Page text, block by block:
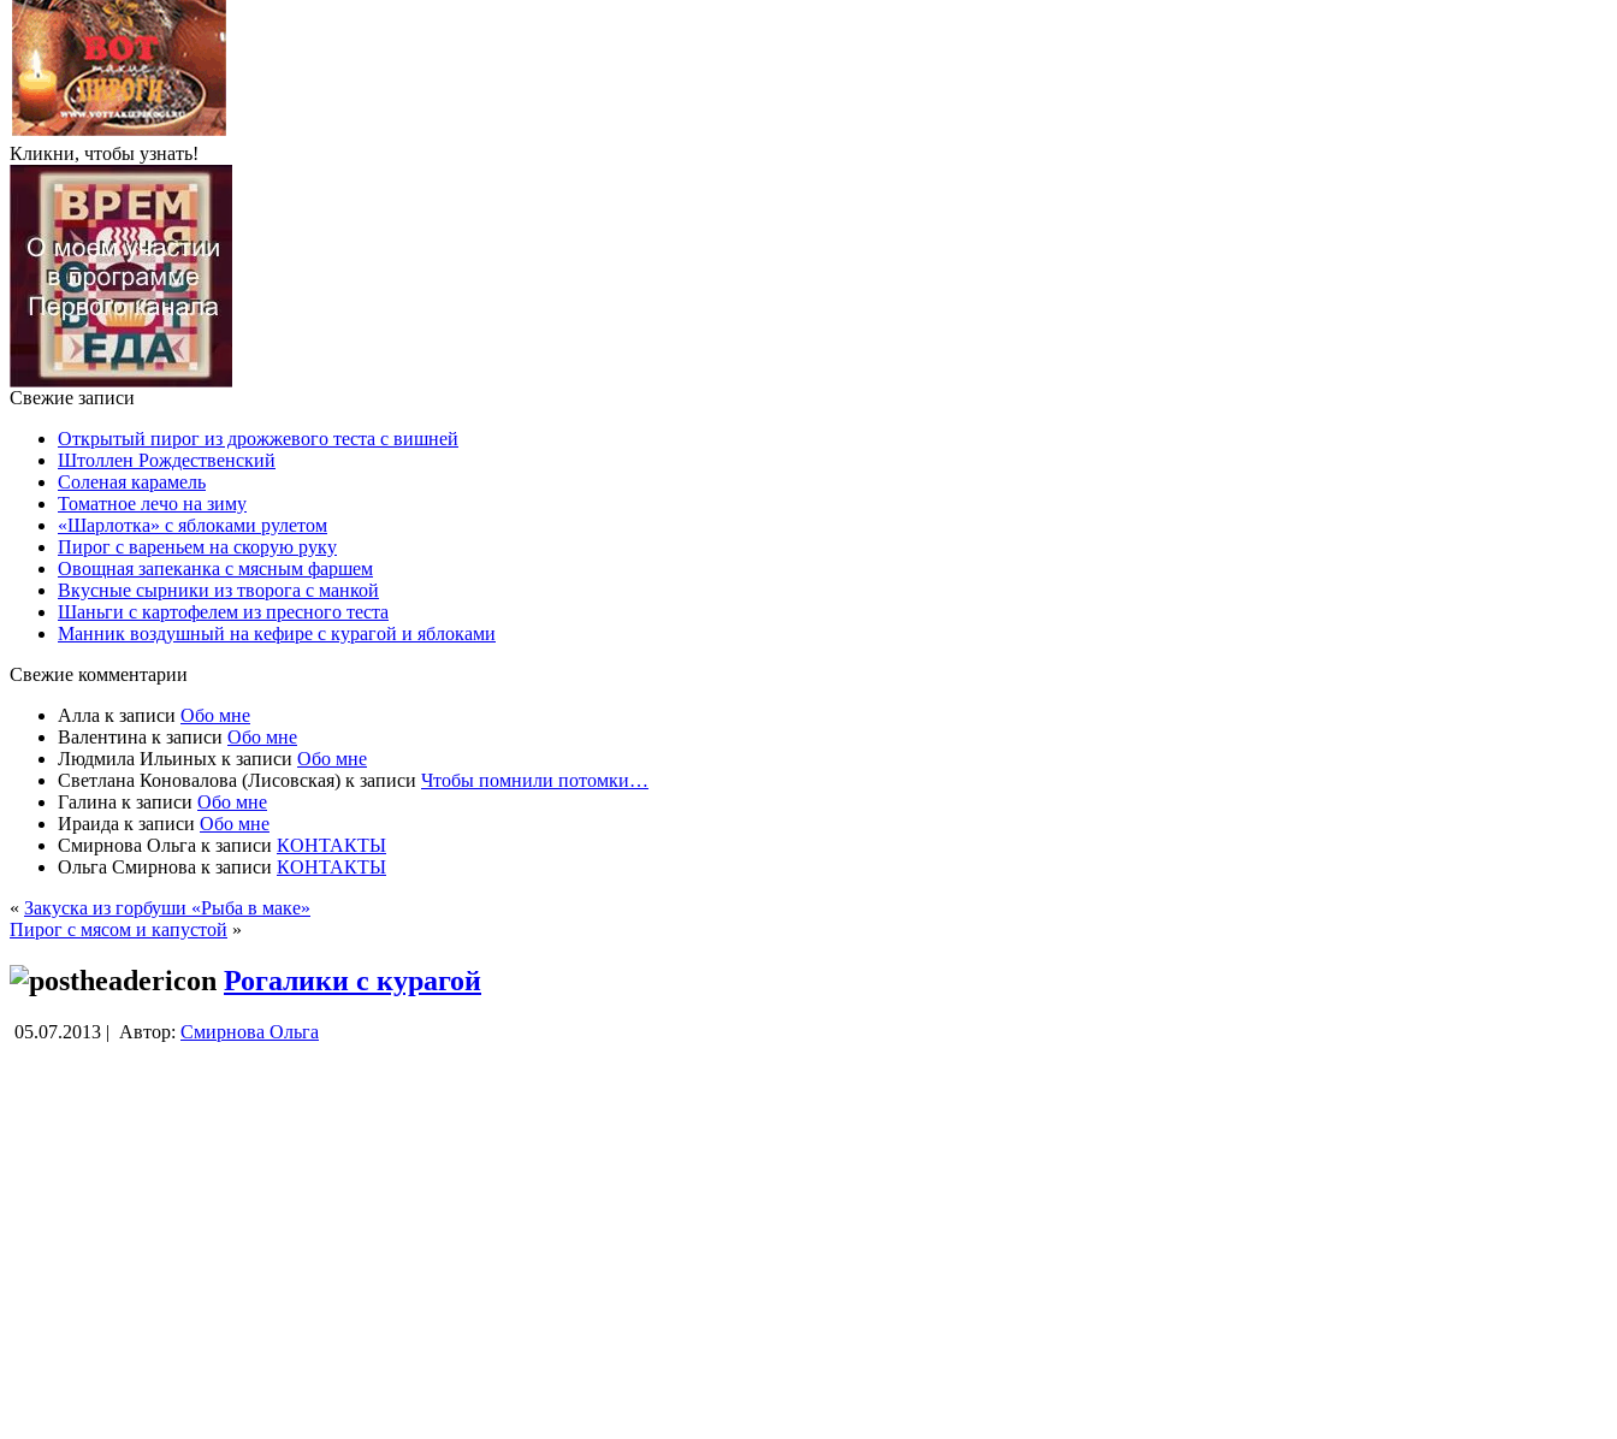
Кликни, чтобы узнать!
Свежие записи
Открытый пирог из дрожжевого теста с вишней
Штоллен Рождественский
Соленая карамель
Томатное лечо на зиму
«Шарлотка» с яблоками рулетом
Пирог с вареньем на скорую руку
Овощная запеканка с мясным фаршем
Вкусные сырники из творога с манкой
Шаньги с картофелем из пресного теста
Манник воздушный на кефире с курагой и яблоками
Свежие комментарии
Алла к записи Обо мне
Валентина к записи Обо мне
Людмила Ильиных к записи Обо мне
Светлана Коновалова (Лисовская) к записи Чтобы помнили потомки…
Галина к записи Обо мне
Ираида к записи Обо мне
Смирнова Ольга к записи КОНТАКТЫ
Ольга Смирнова к записи КОНТАКТЫ
« Закуска из горбуши «Рыба в маке»
Пирог с мясом и капустой »
Рогалики с курагой
05.07.2013 | Автор: Смирнова Ольга